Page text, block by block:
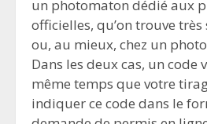
un photomaton dédié aux
officielles, qu’on trouve
ou, au mieux, chez un
Dans les deux cas, un code
même temps que votre
indiquer ce code dans le